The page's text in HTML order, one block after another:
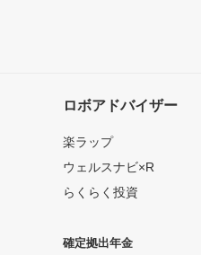
ロボアドバイザー
楽ラップ
ウェルスナビ×R
らくらく投資
確定拠出年金